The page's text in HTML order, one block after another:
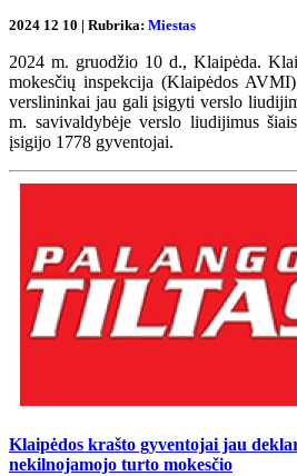
2024 12 10 | Rubrika: Miestas
2024 m. gruodžio 10 d., Klaipėda.
mokesčių inspekcija (Klaipėdos
verslininkai jau gali įsigyti verslo
m. savivaldybėje verslo liudijimus
įsigijo 1778 gyventojai.
Klaipėdos krašto gyventojai jau
nekilnojamojo turto mokesčio